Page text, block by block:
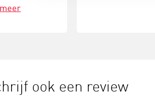
ook een review